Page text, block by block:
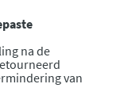
na de
van